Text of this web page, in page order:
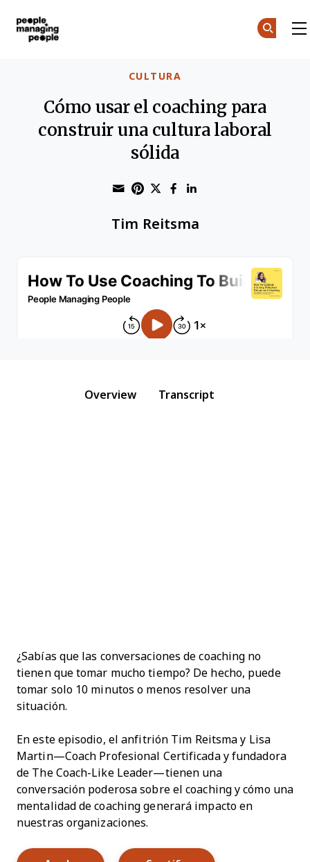
CULTURA
Cómo usar el coaching para
construir una cultura laboral
sólida
Share through Email
Print this page
Share on Pinterest
Share on Twitter
Share on
Tim Reitsma
Overview Transcript
¿Sabías que las conversaciones de coaching no
tienen que tomar mucho tiempo? De hecho, puede
tomar solo 10 minutos o menos resolver una
situación.
En este episodio, el anfitrión Tim Reitsma y Lisa
Martin—Coach Profesional Certificada y fundadora
de The Coach-Like Leader—tienen una
conversación poderosa sobre el coaching y cómo una
mentalidad de coaching generará impacto en
nuestras organizaciones.